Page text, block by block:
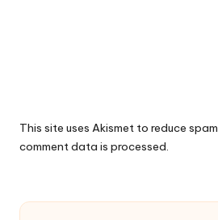
This site uses Akismet to reduce spam.
comment data is processed.